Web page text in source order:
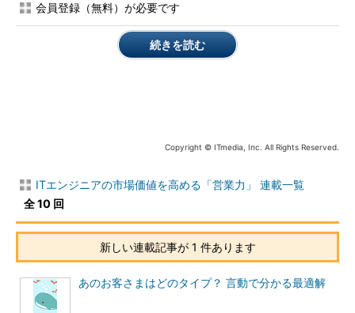
会員登録（無料）が必要です
続きを読む
Copyright © ITmedia, Inc. All Rights Reserved.
ITエンジニアの市場価値を高める「営業力」 連載一覧
全 10 回
新しい連載記事が 1 件あります
あのお客さまはどのタイプ？ 言動で分かる最適解